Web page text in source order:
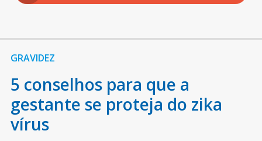
GRAVIDEZ
5 conselhos para que a
gestante se proteja do zika
vírus